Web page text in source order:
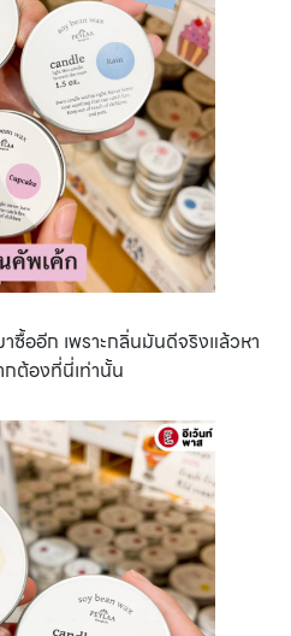
ซื้ออีก เพราะกลิ่นมันดีจริงแล้วหา
ต้องที่นี่เท่านั้น